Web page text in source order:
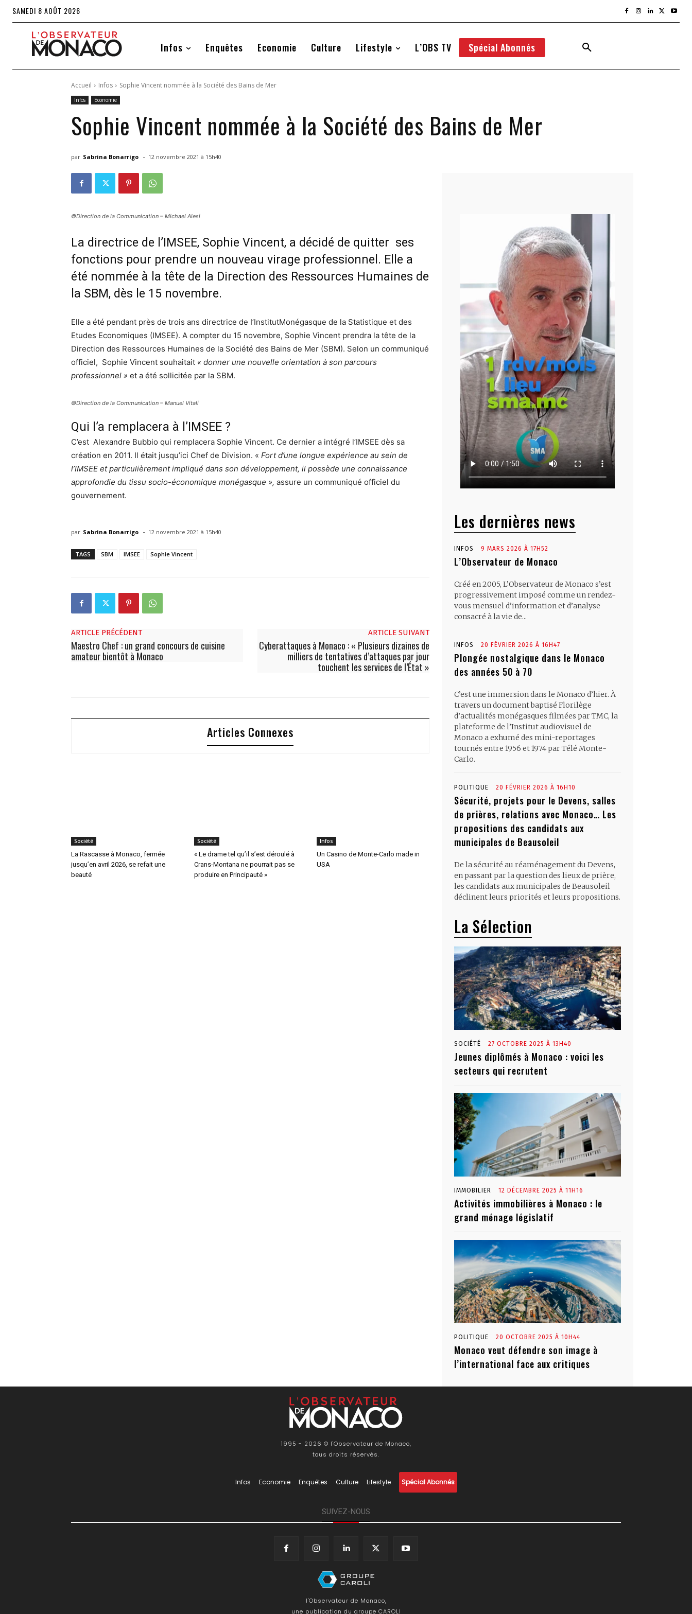
SAMEDI 8 AOÛT 2026
Infos Enquêtes Economie Culture Lifestyle L’OBS TV Spécial Abonnés
Accueil Infos Sophie Vincent nommée à la Société des Bains de Mer
Infos Economie
Sophie Vincent nommée à la Société des Bains de Mer
par Sabrina Bonarrigo - 12 novembre 2021 à 15h40
©Direction de la Communication – Michael Alesi
La directrice de l’IMSEE, Sophie Vincent, a décidé de quitter ses
fonctions pour prendre un nouveau virage professionnel. Elle a
été nommée à la tête de la Direction des Ressources Humaines de
la SBM, dès le 15 novembre.
Elle a été pendant près de trois ans directrice de I’InstitutMonégasque de la Statistique et des
Etudes Economiques (IMSEE). A compter du 15 novembre, Sophie Vincent prendra la tête de la
Direction des Ressources Humaines de la Société des Bains de Mer (SBM). Selon un communiqué
officiel, Sophie Vincent souhaitait « donner une nouvelle orientation à son parcours
professionnel » et a été sollicitée par la SBM.
©Direction de la Communication – Manuel Vitali
Qui l’a remplacera à l’IMSEE ?
C’est Alexandre Bubbio qui remplacera Sophie Vincent. Ce dernier a intégré l’IMSEE dès sa
création en 2011. Il était jusqu’ici Chef de Division. « Fort d’une longue expérience au sein de
l’IMSEE et particulièrement impliqué dans son développement, il possède une connaissance
approfondie du tissu socio-économique monégasque », assure un communiqué officiel du
gouvernement.
par Sabrina Bonarrigo - 12 novembre 2021 à 15h40
TAGS SBM IMSEE Sophie Vincent
ARTICLE PRÉCÉDENT
Maestro Chef : un grand concours de cuisine
amateur bientôt à Monaco
ARTICLE SUIVANT
Cyberattaques à Monaco : « Plusieurs dizaines de
milliers de tentatives d’attaques par jour
touchent les services de l’État »
Articles Connexes
Société
La Rascasse à Monaco, fermée
jusqu’en avril 2026, se refait une
beauté
Société
« Le drame tel qu’il s’est déroulé à
Crans-Montana ne pourrait pas se
produire en Principauté »
Infos
Un Casino de Monte-Carlo made in
USA
Les dernières news
INFOS 9 MARS 2026 À 17H52
L’Observateur de Monaco
Créé en 2005, L’Observateur de Monaco s’est
progressivement imposé comme un rendez-
vous mensuel d’information et d’analyse
consacré à la vie de...
INFOS 20 FÉVRIER 2026 À 16H47
Plongée nostalgique dans le Monaco
des années 50 à 70
C’est une immersion dans le Monaco d’hier. À
travers un document baptisé Florilège
d’actualités monégasques filmées par TMC, la
plateforme de l’Institut audiovisuel de
Monaco a exhumé des mini-reportages
tournés entre 1956 et 1974 par Télé Monte-
Carlo.
POLITIQUE 20 FÉVRIER 2026 À 16H10
Sécurité, projets pour le Devens, salles
de prières, relations avec Monaco… Les
propositions des candidats aux
municipales de Beausoleil
De la sécurité au réaménagement du Devens,
en passant par la question des lieux de prière,
les candidats aux municipales de Beausoleil
déclinent leurs priorités et leurs propositions.
La Sélection
SOCIÉTÉ 27 OCTOBRE 2025 À 13H40
Jeunes diplômés à Monaco : voici les
secteurs qui recrutent
IMMOBILIER 12 DÉCEMBRE 2025 À 11H16
Activités immobilières à Monaco : le
grand ménage législatif
POLITIQUE 20 OCTOBRE 2025 À 10H44
Monaco veut défendre son image à
l’international face aux critiques
1995 - 2026 © l'Observateur de Monaco,
tous droits réservés.
Infos Economie Enquêtes Culture Lifestyle Spécial Abonnés
SUIVEZ-NOUS
l'Observateur de Monaco,
une publication du groupe CAROLI